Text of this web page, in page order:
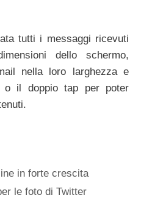
tutti i messaggi ricevuti
dello schermo,
nella loro larghezza e
o il doppio tap per poter
in forte crescita
le foto di Twitter